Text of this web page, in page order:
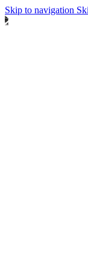
Skip to navigation